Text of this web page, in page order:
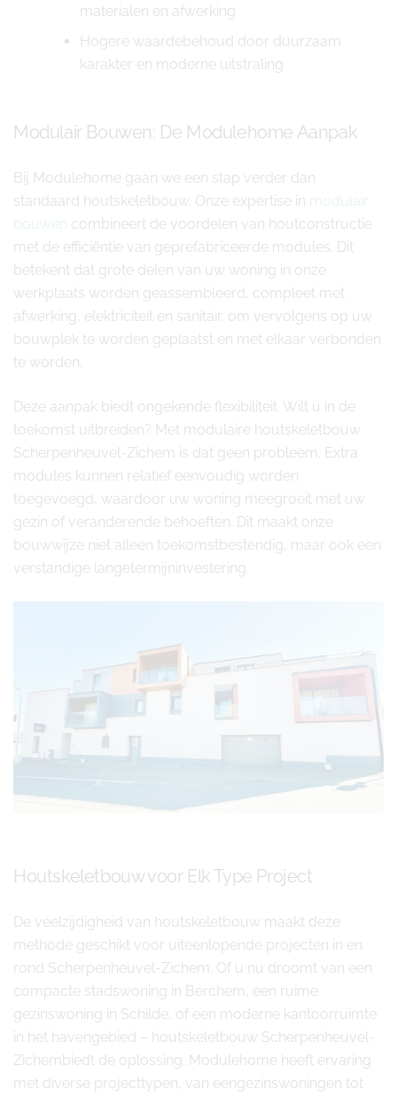
materialen en afwerking
Hogere waardebehoud door duurzaam
karakter en moderne uitstraling
Modulair Bouwen: De Modulehome Aanpak
Bij Modulehome gaan we een stap verder dan
standaard houtskeletbouw. Onze expertise in modulair
bouwen combineert de voordelen van houtconstructie
met de efficiëntie van geprefabriceerde modules. Dit
betekent dat grote delen van uw woning in onze
werkplaats worden geassembleerd, compleet met
afwerking, elektriciteit en sanitair, om vervolgens op uw
bouwplek te worden geplaatst en met elkaar verbonden
te worden.
Deze aanpak biedt ongekende flexibiliteit. Wilt u in de
toekomst uitbreiden? Met modulaire houtskeletbouw
Scherpenheuvel-Zichem is dat geen probleem. Extra
modules kunnen relatief eenvoudig worden
toegevoegd, waardoor uw woning meegroeit met uw
gezin of veranderende behoeften. Dit maakt onze
bouwwijze niet alleen toekomstbestendig, maar ook een
verstandige langetermijninvestering.
Houtskeletbouw voor Elk Type Project
De veelzijdigheid van houtskeletbouw maakt deze
methode geschikt voor uiteenlopende projecten in en
rond Scherpenheuvel-Zichem. Of u nu droomt van een
compacte stadswoning in Berchem, een ruime
gezinswoning in Schilde, of een moderne kantoorruimte
in het havengebied – houtskeletbouw Scherpenheuvel-
Zichembiedt de oplossing. Modulehome heeft ervaring
met diverse projecttypen, van eengezinswoningen tot